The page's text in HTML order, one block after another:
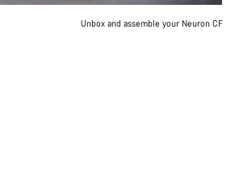
Unbox and assemble your Neuron CF